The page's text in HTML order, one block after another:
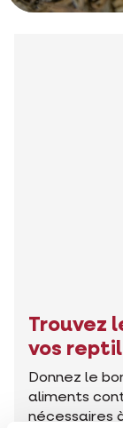
Trouvez
vos
Donnez le
aliments
nécessaires